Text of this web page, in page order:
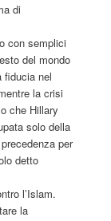
di
con semplici
del mondo
fiducia nel
la crisi
che Hillary
solo della
per
detto
l’Islam.
la